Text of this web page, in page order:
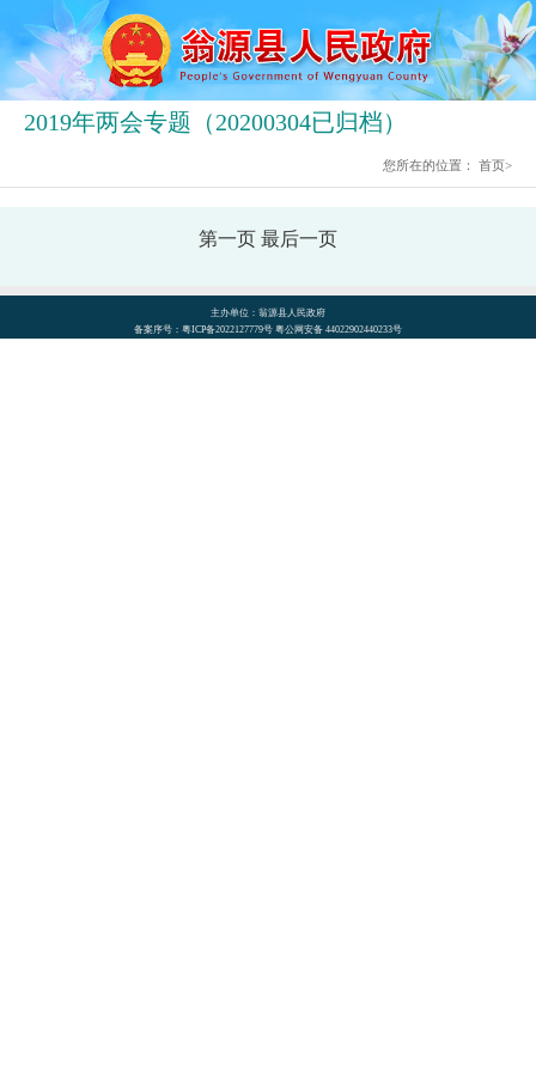
2019年两会专题（20200304已归档）
您所在的位置：首页>
第一页 最后一页
主办单位：翁源县人民政府
备案序号：粤ICP备2022127779号 粤公网安备 44022902440233号